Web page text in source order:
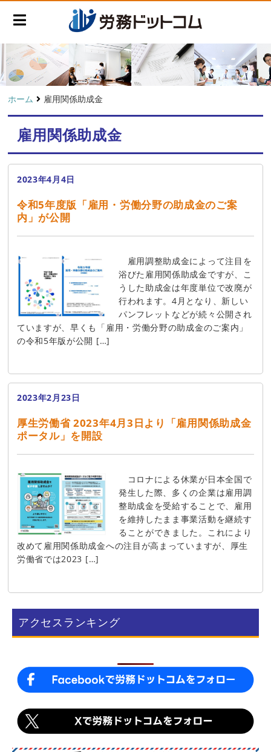
ホーム 雇用関係助成金
雇用関係助成金
2023年4月4日
令和5年度版「雇用・労働分野の助成金のご案
内」が公開
雇用調整助成金によって注目を
浴びた雇用関係助成金ですが、こ
うした助成金は年度単位で改廃が
行われます。4月となり、新しい
パンフレットなどが続々公開され
ていますが、早くも「雇用・労働分野の助成金のご案内」
の令和5年版が公開 […]
2023年2月23日
厚生労働省 2023年4月3日より「雇用関係助成金
ポータル」を開設
コロナによる休業が日本全国で
発生した際、多くの企業は雇用調
整助成金を受給することで、雇用
を維持したまま事業活動を継続す
ることができました。これにより
改めて雇用関係助成金への注目が高まっていますが、厚生
労働省では2023 […]
アクセスランキング